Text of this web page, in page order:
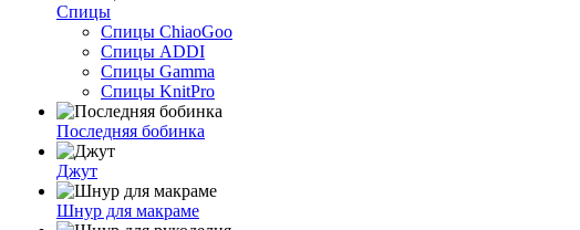
Спицы
Спицы ChiaoGoo
Спицы ADDI
Спицы Gamma
Спицы KnitPro
Последняя бобинка
Джут
Шнур для макраме